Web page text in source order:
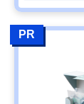
PR